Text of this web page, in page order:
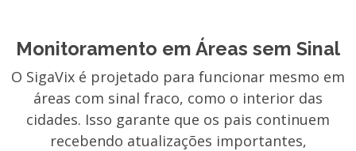
Monitoramento em Áreas sem Sinal
O SigaVix é projetado para funcionar mesmo em
áreas com sinal fraco, como o interior das
cidades. Isso garante que os pais continuem
recebendo atualizações importantes,